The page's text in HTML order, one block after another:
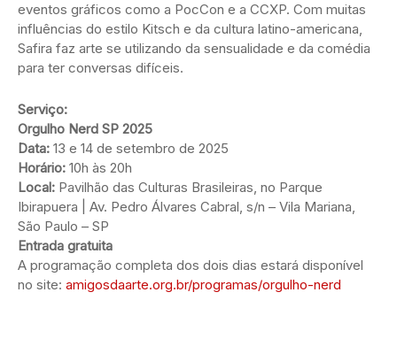
eventos gráficos como a PocCon e a CCXP. Com muitas
influências do estilo Kitsch e da cultura latino-americana,
Safira faz arte se utilizando da sensualidade e da comédia
para ter conversas difíceis.
Serviço:
Orgulho Nerd SP 2025
Data: 13 e 14 de setembro de 2025
Horário: 10h às 20h
Local: Pavilhão das Culturas Brasileiras, no Parque
Ibirapuera | Av. Pedro Álvares Cabral, s/n – Vila Mariana,
São Paulo – SP
Entrada gratuita
A programação completa dos dois dias estará disponível
no site: amigosdaarte.org.br/programas/orgulho-nerd